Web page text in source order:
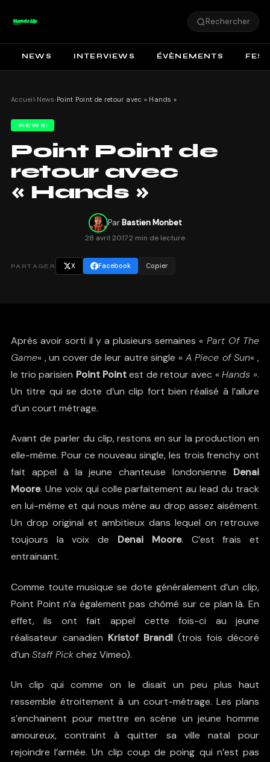
Rechercher
NEWS INTERVIEWS ÉVÈNEMENTS
Accueil›News› Point Point de retour avec « Hands »
NEWS
Point Point de
retour avec
« Hands »
ParBastien Monbet
28 avril 20172 min de lecture
PARTAGER X Facebook Copier
Après avoir sorti il y a plusieurs semaines « Part Of The
Game« , un cover de leur autre single « A Piece of Sun« ,
le trio parisien Point Pointest de retour avec «Hands ».
Un titre qui se dote d’un clip fort bien réalisé à l’allure
d’un court métrage.
Avant de parler du clip, restons en sur la production en
elle-même. Pour ce nouveau single, les trois frenchy ont
fait appel à la jeune chanteuse londonienne Denai
Moore. Une voix qui colle parfaitement au lead du track
en lui-même et qui nous mène au drop assez aisément.
Un drop original et ambitieux dans lequel on retrouve
toujours la voix de Denai Moore. C’est frais et
entrainant.
Comme toute musique se dote généralement d’un clip,
Point Point n’a également pas chômé sur ce plan là. En
effet, ils ont fait appel cette fois-ci au jeune
réalisateur canadien Kristof Brandl(trois fois décoré
d’un Staff Pickchez Vimeo).
Un clip qui comme on le disait un peu plus haut
ressemble étroitement à un court-métrage. Les plans
s’enchainent pour mettre en scène un jeune homme
amoureux, contraint à quitter sa ville natal pour
rejoindre l’armée. Un clip coup de poing qui n’est pas